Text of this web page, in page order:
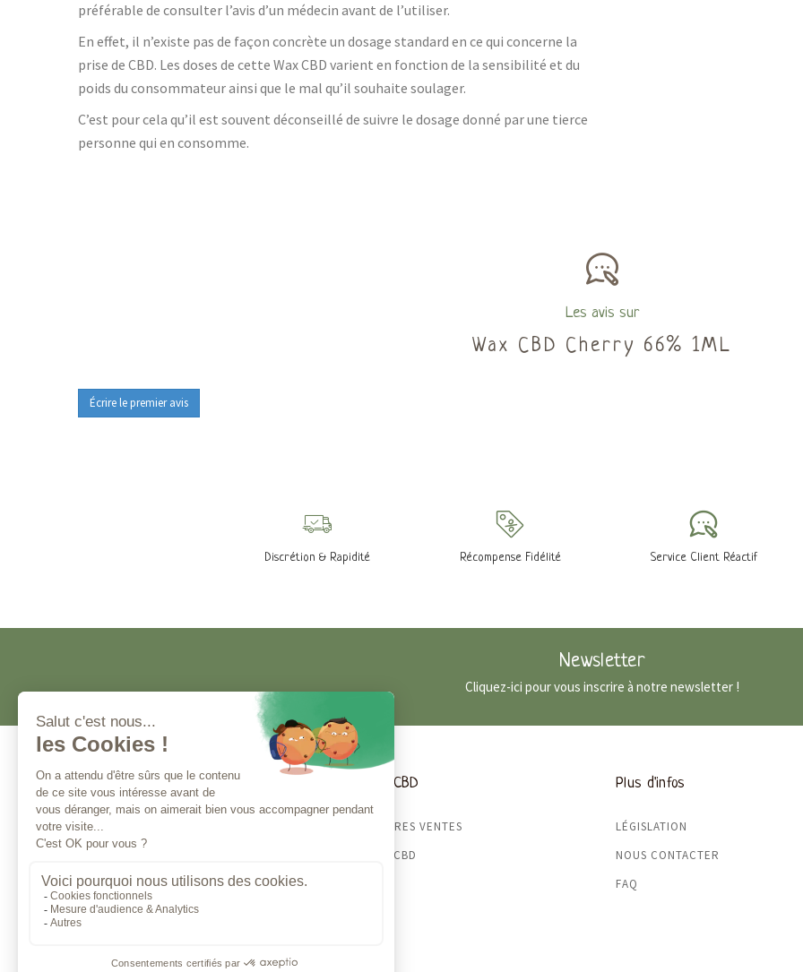
préférable de consulter l’avis d’un médecin avant de l’utiliser.
En effet, il n’existe pas de façon concrète un dosage standard en ce qui concerne la
prise de CBD. Les doses de cette Wax CBD varient en fonction de la sensibilité et du
poids du consommateur ainsi que le mal qu’il souhaite soulager.
C’est pour cela qu’il est souvent déconseillé de suivre le dosage donné par une tierce
personne qui en consomme.
Les avis sur
Wax CBD Cherry 66% 1ML
Écrire le premier avis
Discrétion & Rapidité Récompense Fidélité Service Client Réactif
Newsletter
Cliquez-ici pour vous inscrire à notre newsletter !
Service clients
Contactez-nous
Du lundi au vendredi de 10h à 13h
et de 14h à 17h
Magna CBD
MEILLEURES VENTES
E-SHOP CBD
Plus d'infos
LÉGISLATION
NOUS CONTACTER
FAQ